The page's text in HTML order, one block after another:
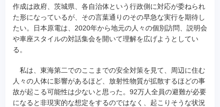
作成は政府、茨城県、各自治体という行政側に対応が委ねられ
た形になっているが、その言葉通りのその早急な実行を期待し
たい。日本原電は、2020年から地元の人々の個別訪問、説明会
や車座スタイルの対話集会を開いて理解を広げようとしてい
る。
私は、東海第二でのここまでの安全対策を見て、周辺に住む
人々の人体に影響があるほど、放射性物質が拡散するほどの事
故が起こる可能性は少ないと思った。92万人全員の避難が必要
になると非現実的な想定をするのではなく、起こりそうな状況